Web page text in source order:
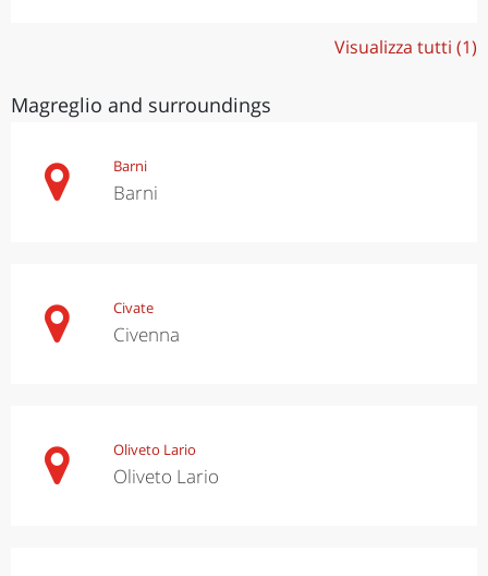
Visualizza tutti (1)
Magreglio and surroundings
Barni
Barni
Civate
Civenna
Oliveto Lario
Oliveto Lario